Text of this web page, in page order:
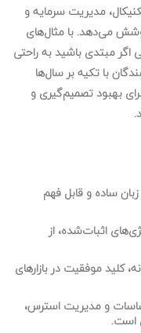
مدیریت سرمایه و
می‌دهد. با مثال‌های
مبتدی باشید به راحتی
با تکیه بر سال‌ها
بهبود تصمیم‌گیری و
ساده و قابل فهم
اثبات‌شده، از
کلید موفقیت در بازارهای
و مدیریت استرس،
است.